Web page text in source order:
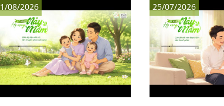
1/08/2026 25/07/2026